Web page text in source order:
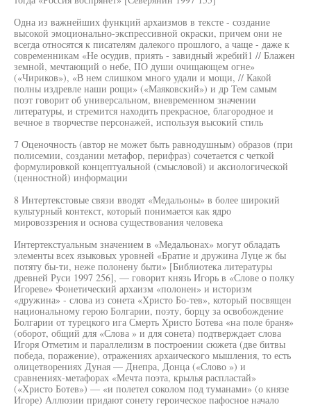
Одна из важнейших функций архаизмов в тексте - создание
высокой эмоционально-экспрессивной окраски, причем они не
всегда относятся к писателям далекого прошлого, а чаще - даже к
современникам «Не осудив, приять - завидный жребий1 // Блажен
земной, мечтающий о небе, IIО души очищающем огне»
(«Чириков»), «В нем слишком много удали и мощи, // Какой
полны издревле наши рощи» («Маяковский») и др Тем самым
поэт говорит об универсальном, вневременном значении
литературы, и стремится находить прекрасное, благородное и
вечное в творчестве персонажей, используя высокий стиль
7 Оценочность (автор не может быть равнодушным) образов (при
полисемии, создании метафор, перифраз) сочетается с четкой
формулировкой концептуальной (смысловой) и аксиологической
(ценностной) информации
8 Интертекстовые связи вводят «Медальоны» в более широкий
культурный контекст, который понимается как ядро
мировоззрения и основа существования человека
Интертекстуальным значением в «Медальонах» могут обладать
элементы всех языковых уровней «Братие и дружина Луце ж бы
потяту бы-ти, неже полонену быти» [Библиотека литературы
древней Руси 1997 256], — говорит князь Игорь в «Слове о полку
Игореве» Фонетический архаизм «полонен» и историзм
«дружина» - слова из сонета «Христо Бо-тев», который посвящен
национальному герою Болгарии, поэту, борцу за освобождение
Болгарии от турецкого ига Смерть Христо Ботева «на поле браня»
(оборот, общий для «Слова » и для сонета) подтверждает слова
Игоря Отметим и параллелизм в построении сюжета (две битвы
победа, поражение), отражениях архаического мышления, то есть
олицетворениях Дуная — Днепра, Донца («Слово ») и
сравнениях-метафорах «Мечта поэта, крылья распластай»
(«Христо Ботев») — «и полетел соколом под туманами» (о князе
Игоре) Аллюзии придают сонету героическое пафосное начало